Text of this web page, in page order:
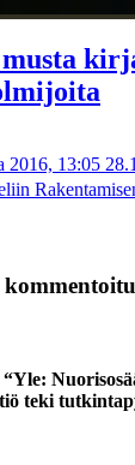
2016, 13:05
teki